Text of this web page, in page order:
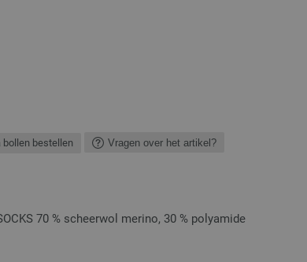
bollen bestellen Vragen over het artikel?
70 % scheerwol merino, 30 % polyamide